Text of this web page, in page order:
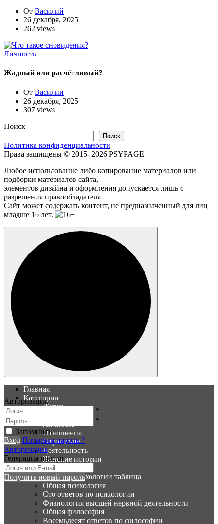
От Василий
26 декабря, 2025
262 views
Личность
Жадный или расчётливый?
От Василий
26 декабря, 2025
307 views
Поиск
Поиск
Политика конфиденциальности
Права защищены © 2015- 2026 PSYPAGE
Любое использование либо копирование материалов или
подборки материалов сайта,
элементов дизайна и оформления допускается лишь с
разрешения правообладателя.
Сайт может содержать контент, не предназначенный для лиц
младше 16 лет.
Главная
Категории
Жизнь
Образ
Личность
Отношения
Отражение
Деятельность
Женские истории
PSY Вопросы
История психологии таблица
Общая психология
Сто ответов по психологии
Физиология высшей нервной деятельности
Общая философия
Восемьдесят ответов по философии
Авторизация
*
*
Запомнить
Вход Потеряли пароль ?
Авторизация
Генерация пароля
Получить новый пароль